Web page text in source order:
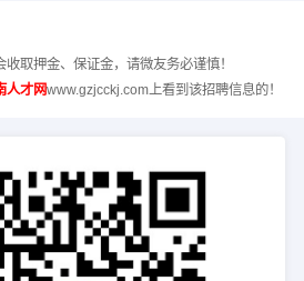
取押金、保证金，请微友务必谨慎！
人才网www.gzjcckj.com上看到该招聘信息的！